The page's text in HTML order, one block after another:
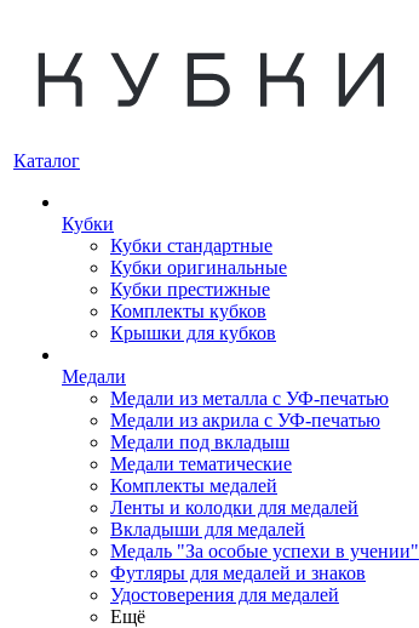
Каталог
Кубки
Кубки стандартные
Кубки оригинальные
Кубки престижные
Комплекты кубков
Крышки для кубков
Медали
Медали из металла с УФ-печатью
Медали из акрила с УФ-печатью
Медали под вкладыш
Медали тематические
Комплекты медалей
Ленты и колодки для медалей
Вкладыши для медалей
Медаль "За особые успехи в учении"
Футляры для медалей и знаков
Удостоверения для медалей
Ещё